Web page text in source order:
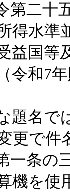
第二十
得水準
益国等
令和7
題名で
更で件
条の
機を使